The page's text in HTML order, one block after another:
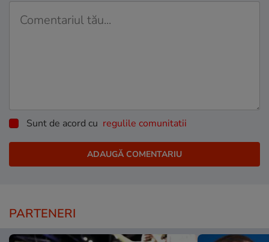
Sunt de acord cu regulile comunitatii
PARTENERI